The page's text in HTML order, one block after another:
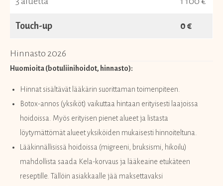
Touch-up 0 €
Hinnasto 2026
Huomioita (botuliinihoidot, hinnasto):
Hinnat sisältävät lääkärin suorittaman toimenpiteen.
Botox-annos (yksiköt) vaikuttaa hintaan erityisesti laajoissa
hoidoissa. Myös erityisen pienet alueet ja listasta
löytymättömät alueet yksiköiden mukaisesti hinnoiteltuna.
Lääkinnällisissä hoidoissa (migreeni, bruksismi, hikoilu)
mahdollista saada Kela-korvaus ja lääkeaine etukäteen
reseptille. Tällöin asiakkaalle jää maksettavaksi